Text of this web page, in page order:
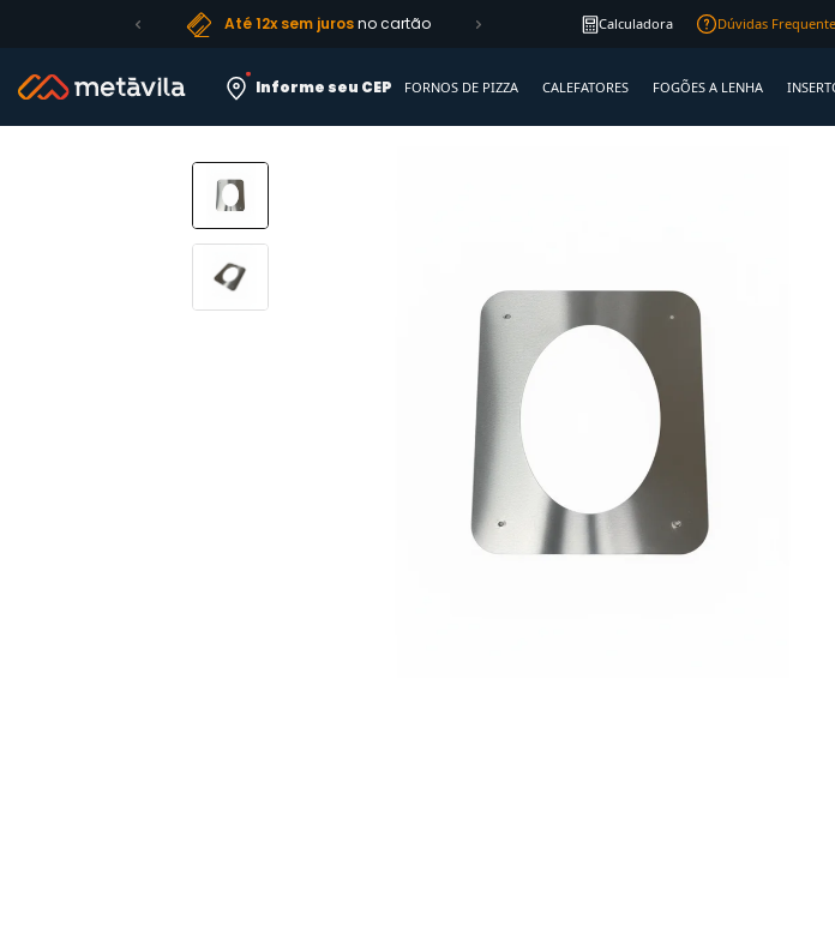
Até 12x sem juros no cartão Frete R$ 99para RS, SC e PR
Calculadora Dúvidas
Informe seu CEP FORNOS DE PIZZA CALEFATORES FOGÕES A LENHA